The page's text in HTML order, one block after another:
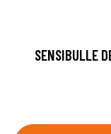
SENSIBULLE